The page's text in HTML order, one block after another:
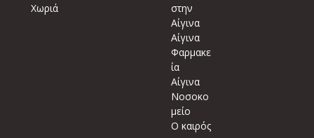
Χωριά
στην
Αίγινα
Αίγινα
Φαρμακε
ία
Αίγινα
Νοσοκο
μείο
Ο καιρός